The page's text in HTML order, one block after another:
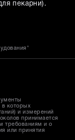
пекарни ).
в которых
и измерений
принимается
требованиям и о
или принятия